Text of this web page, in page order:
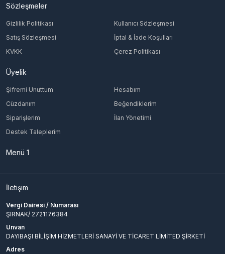
Sözleşmeler
Gizlilik Politikası
Kullanıcı Sözleşmesi
Satış Sözleşmesi
İptal & İade Koşulları
KVKK
Çerez Politikası
Üyelik
Şifremi Unuttum
Hesabım
Cüzdanım
Beğendiklerim
Siparişlerim
İlan Yönetimi
Destek Taleplerim
Menü 1
İletişim
Vergi Dairesi / Numarası
ŞIRNAK/ 2721176384
Unvan
DAYIBAŞI BİLİŞİM HİZMETLERİ SANAYİ VE TİCARET LİMİTED ŞİRKETİ
Adres